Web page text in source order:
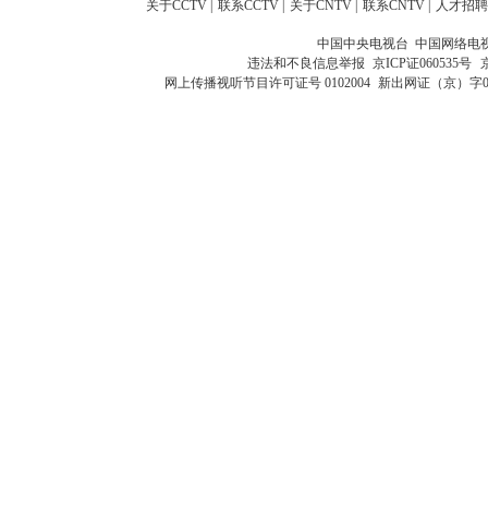
关于CCTV 联系CCTV 关于CNTV 联系CNTV 人才招聘
中国中央电视台 中国网络电
违法和不良信息举报 京ICP证060535号
网上传播视听节目许可证号 0102004 新出网证（京）